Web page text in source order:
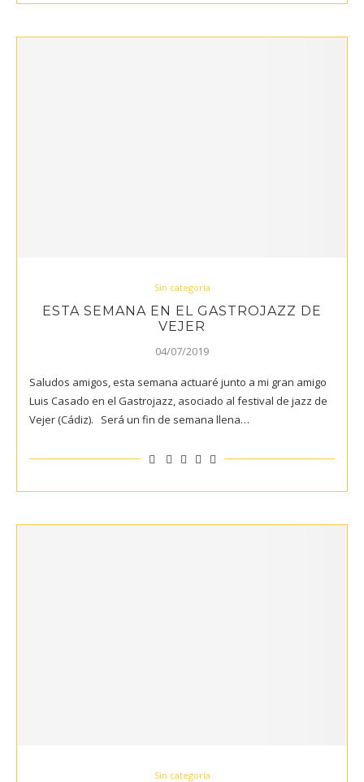
Sin categoría
ESTA SEMANA EN EL GASTROJAZZ DE
VEJER
04/07/2019
Saludos amigos, esta semana actuaré junto a mi gran amigo
Luis Casado en el Gastrojazz, asociado al festival de jazz de
Vejer (Cádiz). Será un fin de semana llena…
Sin categoría